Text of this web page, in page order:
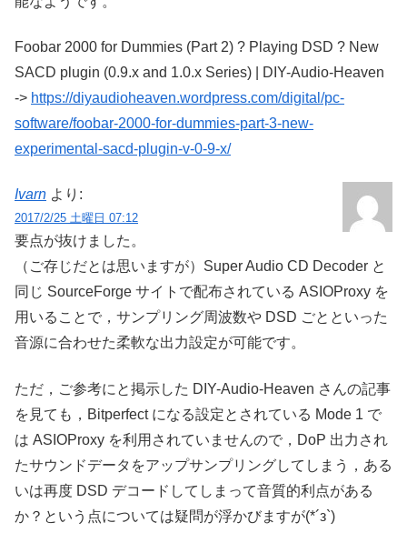
Foobar 2000 for Dummies (Part 2) ? Playing DSD ? New
SACD plugin (0.9.x and 1.0.x Series) | DIY-Audio-Heaven
-> https://diyaudioheaven.wordpress.com/digital/pc-
software/foobar-2000-for-dummies-part-3-new-
experimental-sacd-plugin-v-0-9-x/
Ivarn より:
2017/2/25 土曜日 07:12
要点が抜けました。
（ご存じだとは思いますが）Super Audio CD Decoder と
同じ SourceForge サイトで配布されている ASIOProxy を
用いることで，サンプリング周波数や DSD ごとといった
音源に合わせた柔軟な出力設定が可能です。
ただ，ご参考にと掲示した DIY-Audio-Heaven さんの記事
を見ても，Bitperfect になる設定とされている Mode 1 で
は ASIOProxy を利用されていませんので，DoP 出力され
たサウンドデータをアップサンプリングしてしまう，ある
いは再度 DSD デコードしてしまって音質的利点がある
か？という点については疑問が浮かびますが(*´з`)